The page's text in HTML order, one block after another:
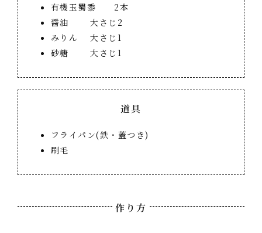
有機玉蜀黍 2本
醤油 大さじ2
みりん 大さじ1
砂糖 大さじ1
道具
フライパン(鉄・蓋つき)
刷毛
作り方